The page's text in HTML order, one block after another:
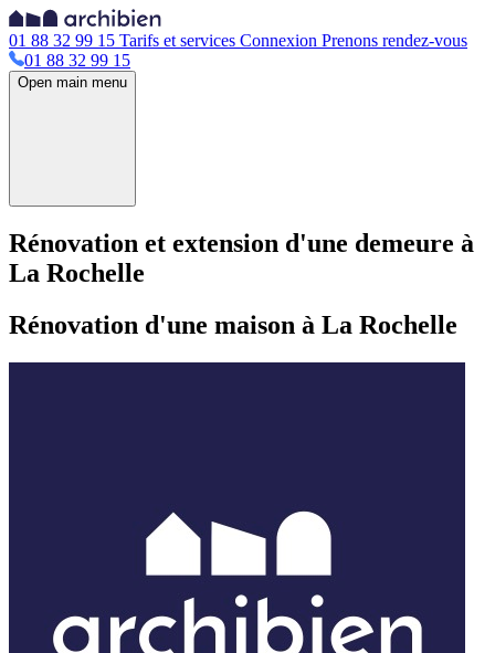
01 88 32 99 15 Tarifs et services Connexion Prenons rendez-vous
01 88 32 99 15
Open main menu
Rénovation et extension d'une demeure à
La Rochelle
Rénovation d'une maison à La Rochelle